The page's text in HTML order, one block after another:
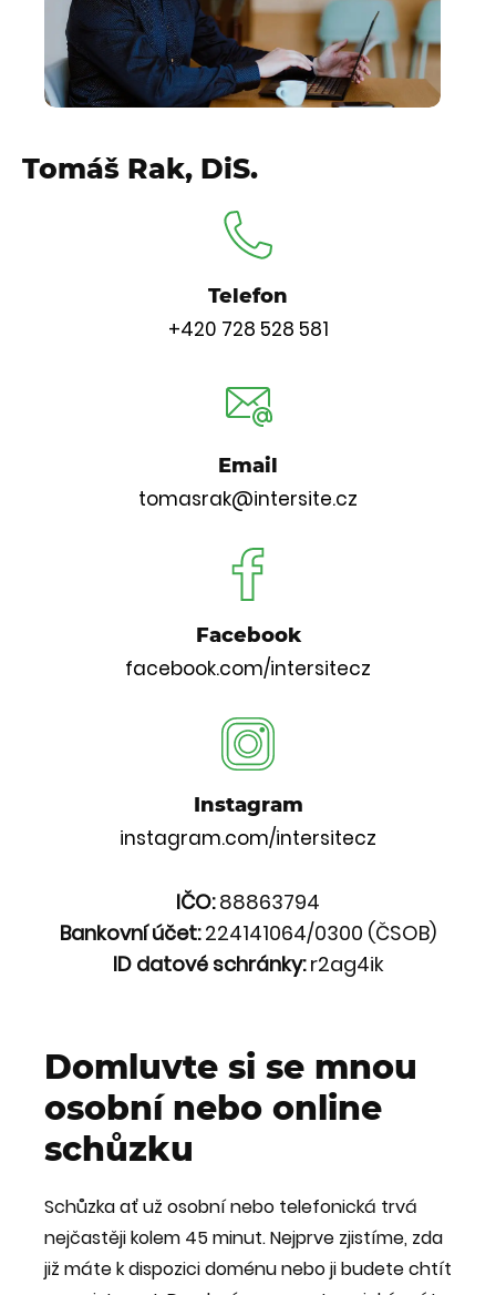
Tomáš Rak, DiS.
Telefon
+420 728 528 581
Email
tomasrak@intersite.cz
Facebook
facebook.com/intersitecz
Instagram
instagram.com/intersitecz
IČO:88863794
Bankovní účet:224141064/0300 (ČSOB)
ID datové schránky:r2ag4ik
Domluvte si se mnou
osobní nebo online
schůzku
Schůzka ať už osobní nebo telefonická trvá
nejčastěji kolem 45 minut. Nejprve zjistíme, zda
již máte k dispozici doménu nebo ji budete chtít